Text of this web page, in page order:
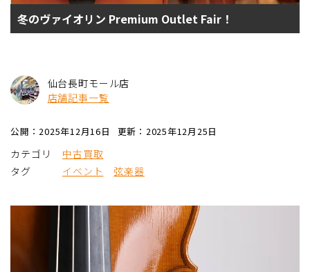
冬のヴァイオリン Premium Outlet Fair！
仙台長町モール店
店舗記事一覧
公開：2025年12月16日 更新：2025年12月25日
カテゴリ
中古買取
タグ
イベント 弦楽器